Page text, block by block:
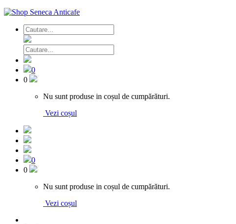
0
0
Nu sunt produse in coșul de cumpărături.
Vezi coșul
0
0
Nu sunt produse in coșul de cumpărături.
Vezi coșul